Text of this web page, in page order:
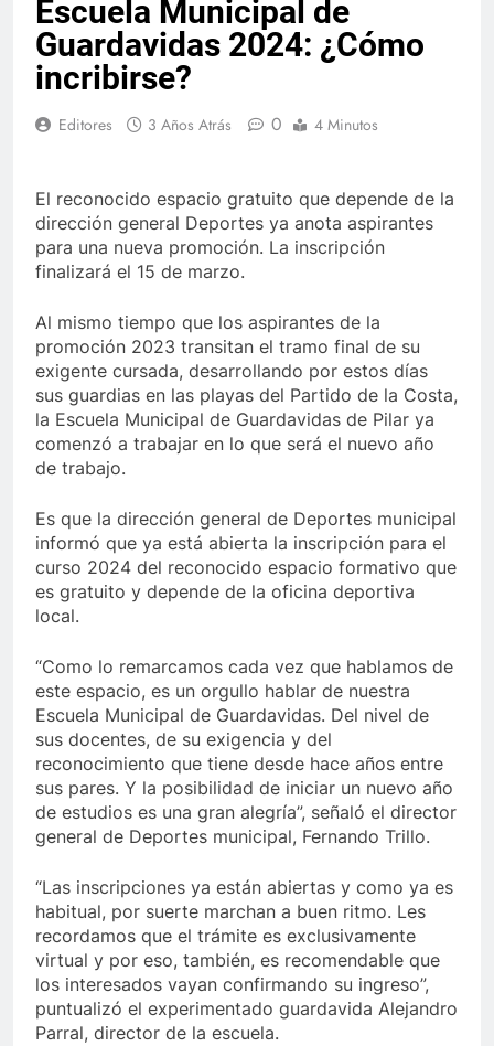
Escuela Municipal de
Guardavidas 2024: ¿Cómo
incribirse?
Editores 3 Años Atrás 0 4 Minutos
El reconocido espacio gratuito que depende de la
dirección general Deportes ya anota aspirantes
para una nueva promoción. La inscripción
finalizará el 15 de marzo.
Al mismo tiempo que los aspirantes de la
promoción 2023 transitan el tramo final de su
exigente cursada, desarrollando por estos días
sus guardias en las playas del Partido de la Costa,
la Escuela Municipal de Guardavidas de Pilar ya
comenzó a trabajar en lo que será el nuevo año
de trabajo.
Es que la dirección general de Deportes municipal
informó que ya está abierta la inscripción para el
curso 2024 del reconocido espacio formativo que
es gratuito y depende de la oficina deportiva
local.
“Como lo remarcamos cada vez que hablamos de
este espacio, es un orgullo hablar de nuestra
Escuela Municipal de Guardavidas. Del nivel de
sus docentes, de su exigencia y del
reconocimiento que tiene desde hace años entre
sus pares. Y la posibilidad de iniciar un nuevo año
de estudios es una gran alegría”, señaló el director
general de Deportes municipal, Fernando Trillo.
“Las inscripciones ya están abiertas y como ya es
habitual, por suerte marchan a buen ritmo. Les
recordamos que el trámite es exclusivamente
virtual y por eso, también, es recomendable que
los interesados vayan confirmando su ingreso”,
puntualizó el experimentado guardavida Alejandro
Parral, director de la escuela.